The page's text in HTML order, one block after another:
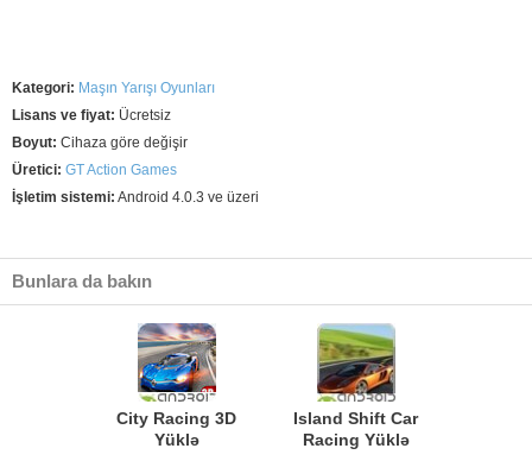
Kategori: Maşın Yarışı Oyunları
Lisans ve fiyat: Ücretsiz
Boyut: Cihaza göre değişir
Üretici: GT Action Games
İşletim sistemi: Android 4.0.3 ve üzeri
Bunlara da bakın
City Racing 3D
Yüklə
Island Shift Car
Racing Yüklə